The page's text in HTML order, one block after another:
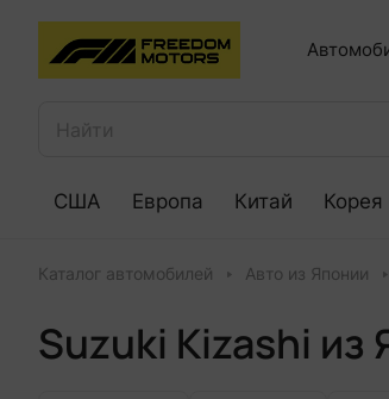
США Европа Китай Корея
Каталог автомобилей Авто из Японии
Suzuki Kizashi